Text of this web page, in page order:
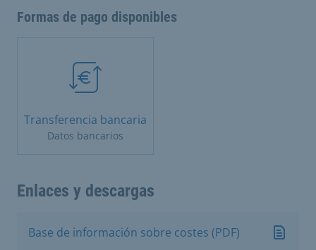
Formas de pago disponibles
Transferencia bancaria
Datos bancarios
Enlaces y descargas
Base de información sobre costes (PDF)